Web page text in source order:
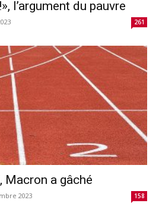
l’argument du pauvre
261
Macron a gâché
2023 158